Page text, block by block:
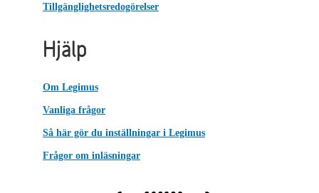
Tillgänglighetsredogörelser
Hjälp
Om Legimus
Vanliga frågor
Så här gör du inställningar i Legimus
Frågor om inläsningar